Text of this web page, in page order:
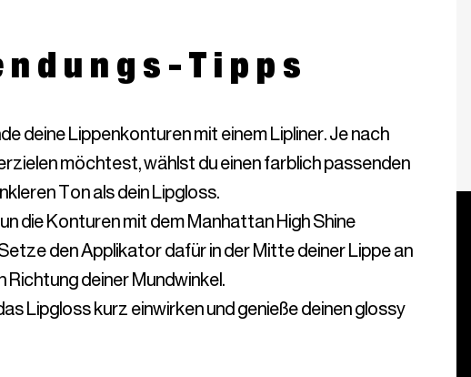
Tipps
deine Lippenkonturen mit einem Lipliner. Je nach
möchtest, wählst du einen farblich passenden
Ton als dein Lipgloss.
die Konturen mit dem Manhattan High Shine
den Applikator dafür in der Mitte deiner Lippe an
Richtung deiner Mundwinkel.
Lipgloss kurz einwirken und genieße deinen glossy